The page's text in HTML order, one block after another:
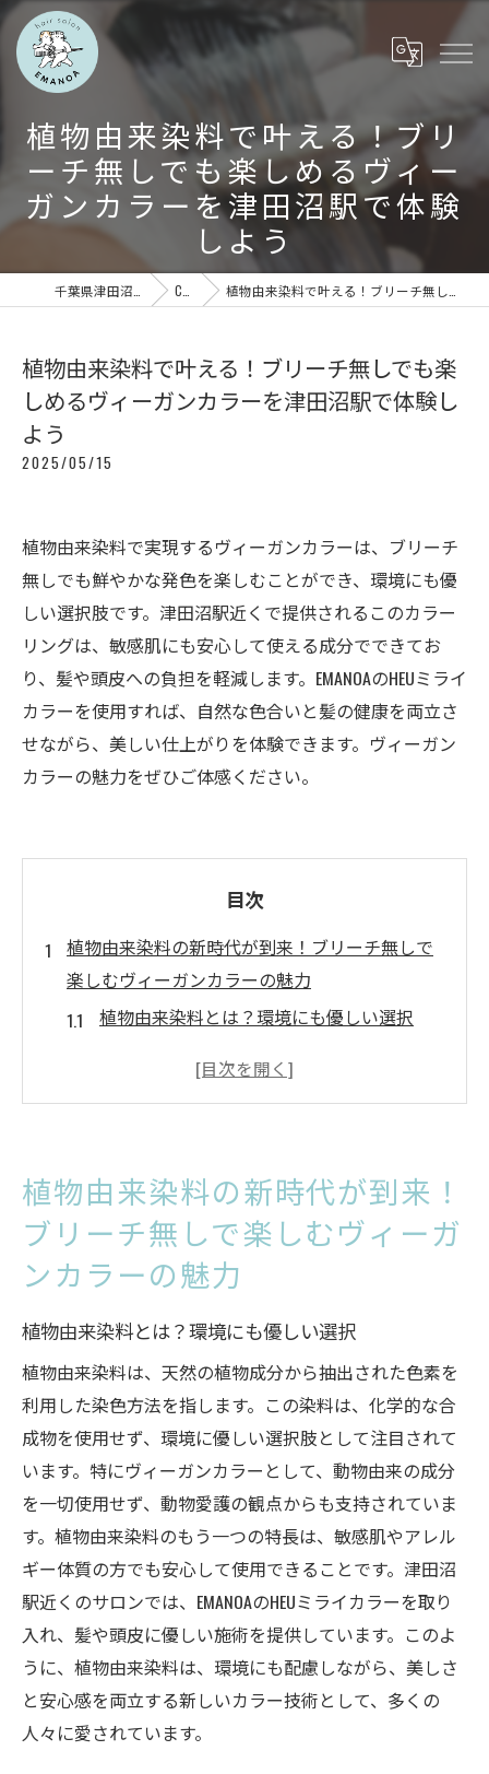
植物由来染料で叶える！ブリ
ーチ無しでも楽しめるヴィー
ガンカラーを津田沼駅で体験
しよう
COLUMN 植物由来染料で叶える！ブリーチ無しでも楽しめるヴィーガンカラーを津田沼駅で体験しよう
植物由来染料で叶える！ブリーチ無しでも楽
しめるヴィーガンカラーを津田沼駅で体験し
よう
2025/05/15
植物由来染料で実現するヴィーガンカラーは、ブリーチ
無しでも鮮やかな発色を楽しむことができ、環境にも優
しい選択肢です。津田沼駅近くで提供されるこのカラー
リングは、敏感肌にも安心して使える成分でできてお
り、髪や頭皮への負担を軽減します。EMANOAのHEUミライ
カラーを使用すれば、自然な色合いと髪の健康を両立さ
せながら、美しい仕上がりを体験できます。ヴィーガン
カラーの魅力をぜひご体感ください。
目次
植物由来染料の新時代が到来！ブリーチ無しで
楽しむヴィーガンカラーの魅力
植物由来染料とは？環境にも優しい選択
ブリーチ無しでも鮮やかに染まる理由とは
健康と美容を両立する新しいカラー技術
ヴィーガンカラーで叶える！ブリーチ無しでも
鮮やかなヘアカラー
ブリーチ無しでの発色の秘密
髪質に合わせたヴィーガンカラーの選び方
ヴィーガンカラーの持ちとケア方法
カラー後の髪の健康維持方法
ヴィーガンカラーの体験談とレビュー
津田沼駅で体験する植物由来のヴィーガンカラ
ーの深い理由
津田沼駅周辺で注目のサロン紹介
EMANOAのヴィーガンカラーの特徴
地元で人気の理由を探る
顧客満足度の高いサービスとは
植物由来染料の新時代が到来！
ブリーチ無しで楽しむヴィーガ
ンカラーの魅力
植物由来染料とは？環境にも優しい選択
植物由来染料は、天然の植物成分から抽出された色素を
利用した染色方法を指します。この染料は、化学的な合
成物を使用せず、環境に優しい選択肢として注目されて
います。特にヴィーガンカラーとして、動物由来の成分
を一切使用せず、動物愛護の観点からも支持されていま
す。植物由来染料のもう一つの特長は、敏感肌やアレル
ギー体質の方でも安心して使用できることです。津田沼
駅近くのサロンでは、EMANOAのHEUミライカラーを取り
入れ、髪や頭皮に優しい施術を提供しています。このよ
うに、植物由来染料は、環境にも配慮しながら、美しさ
と安心感を両立する新しいカラー技術として、多くの
人々に愛されています。